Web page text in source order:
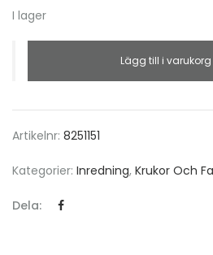
I lager
Lägg till i varukorg
Artikelnr: 8251151
Kategorier: Inredning, Krukor Och
Dela: